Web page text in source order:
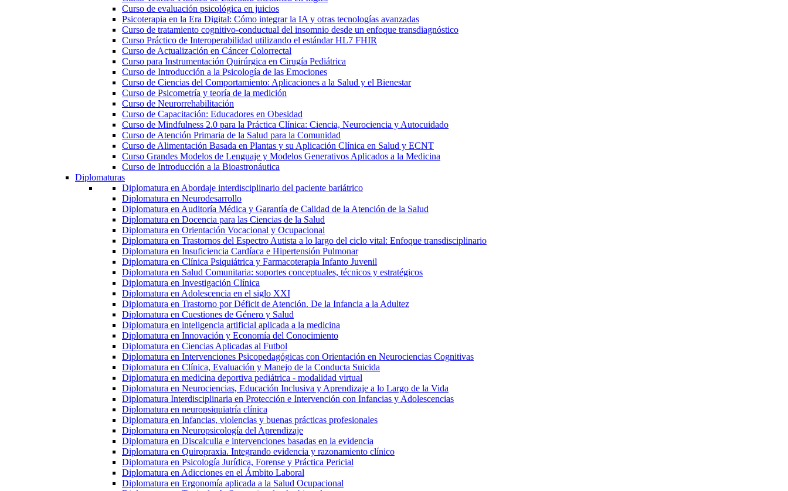
Curso de evaluación psicológica en juicios
Psicoterapia en la Era Digital: Cómo integrar la IA y otras tecnologías avanzadas
Curso de tratamiento cognitivo-conductual del insomnio desde un enfoque transdiagnóstico
Curso Práctico de Interoperabilidad utilizando el estándar HL7 FHIR
Curso de Actualización en Cáncer Colorrectal
Curso para Instrumentación Quirúrgica en Cirugía Pediátrica
Curso de Introducción a la Psicología de las Emociones
Curso de Ciencias del Comportamiento: Aplicaciones a la Salud y el Bienestar
Curso de Psicometría y teoría de la medición
Curso de Neurorrehabilitación
Curso de Capacitación: Educadores en Obesidad
Curso de Mindfulness 2.0 para la Práctica Clínica: Ciencia, Neurociencia y Autocuidado
Curso de Atención Primaria de la Salud para la Comunidad
Curso de Alimentación Basada en Plantas y su Aplicación Clínica en Salud y ECNT
Curso Grandes Modelos de Lenguaje y Modelos Generativos Aplicados a la Medicina
Curso de Introducción a la Bioastronáutica
Diplomaturas
Diplomatura en Abordaje interdisciplinario del paciente bariátrico
Diplomatura en Neurodesarrollo
Diplomatura en Auditoría Médica y Garantía de Calidad de la Atención de la Salud
Diplomatura en Docencia para las Ciencias de la Salud
Diplomatura en Orientación Vocacional y Ocupacional
Diplomatura en Trastornos del Espectro Autista a lo largo del ciclo vital: Enfoque transdisciplinario
Diplomatura en Insuficiencia Cardíaca e Hipertensión Pulmonar
Diplomatura en Clínica Psiquiátrica y Farmacoterapia Infanto Juvenil
Diplomatura en Salud Comunitaria: soportes conceptuales, técnicos y estratégicos
Diplomatura en Investigación Clínica
Diplomatura en Adolescencia en el siglo XXI
Diplomatura en Trastorno por Déficit de Atención. De la Infancia a la Adultez
Diplomatura en Cuestiones de Género y Salud
Diplomatura en inteligencia artificial aplicada a la medicina
Diplomatura en Innovación y Economía del Conocimiento
Diplomatura en Ciencias Aplicadas al Futbol
Diplomatura en Intervenciones Psicopedagógicas con Orientación en Neurociencias Cognitivas
Diplomatura en Clínica, Evaluación y Manejo de la Conducta Suicida
Diplomatura en medicina deportiva pediátrica - modalidad virtual
Diplomatura en Neurociencias, Educación Inclusiva y Aprendizaje a lo Largo de la Vida
Diplomatura Interdisciplinaria en Protección e Intervención con Infancias y Adolescencias
Diplomatura en neuropsiquiatría clínica
Diplomatura en Infancias, violencias y buenas prácticas profesionales
Diplomatura en Neuropsicología del Aprendizaje
Diplomatura en Discalculia e intervenciones basadas en la evidencia
Diplomatura en Quiropraxia. Integrando evidencia y razonamiento clínico
Diplomatura en Psicología Jurídica, Forense y Práctica Pericial
Diplomatura en Adicciones en el Ámbito Laboral
Diplomatura en Ergonomía aplicada a la Salud Ocupacional